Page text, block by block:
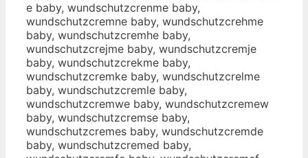
e baby, wundschutzcrenme baby,
wundschutzcremne baby, wundschutzcrehme
baby, wundschutzcremhe baby,
wundschutzcrejme baby, wundschutzcremje
baby, wundschutzcrekme baby,
wundschutzcremke baby, wundschutzcrelme
baby, wundschutzcremle baby,
wundschutzcremwe baby, wundschutzcremew
baby, wundschutzcremse baby,
wundschutzcremes baby, wundschutzcremde
baby, wundschutzcremed baby,